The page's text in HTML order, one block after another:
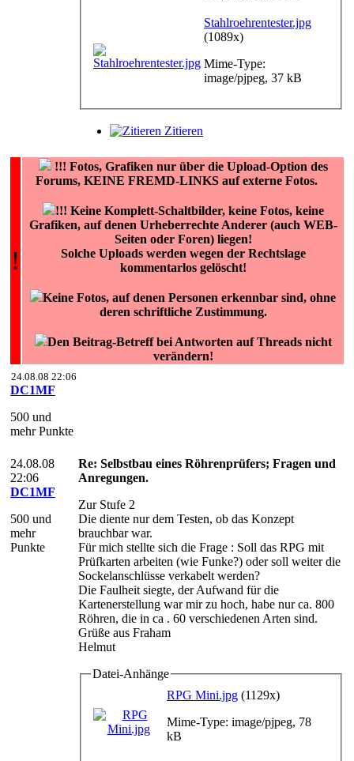
Stahlroehrentester.jpg
(1089x)
Mime-Type:
image/pjpeg, 37 kB
Zitieren
!
!!! Fotos, Grafiken nur über die Upload-Option des
Forums, KEINE FREMD-LINKS auf externe Fotos.
!!! Keine Komplett-Schaltbilder, keine Fotos, keine
Grafiken, auf denen Urheberrechte Anderer (auch WEB-
Seiten oder Foren) liegen!
Solche Uploads werden wegen der Rechtslage
kommentarlos gelöscht!
Keine Fotos, auf denen Personen erkennbar sind, ohne
deren schriftliche Zustimmung.
Den Beitrag-Betreff bei Antworten auf Threads nicht
verändern!
24.08.08 22:06
DC1MF
500 und
mehr Punkte
24.08.08
22:06
DC1MF
500 und
mehr
Punkte
Re: Selbstbau eines Röhrenprüfers; Fragen und
Anregungen.
Zur Stufe 2
Die diente nur dem Testen, ob das Konzept
brauchbar war.
Für mich stellte sich die Frage : Soll das RPG mit
Prüfkarten arbeiten (wie Funke?) oder soll weiter die
Sockelanschlüsse verkabelt werden?
Die Faulheit siegte, der Aufwand für die
Kartenerstellung war mir zu hoch, habe nur ca. 800
Röhren, die in ca . 60 verschiedenen Arten sind.
Grüße aus Fraham
Helmut
Datei-Anhänge
RPG Mini.jpg (1129x)
Mime-Type: image/pjpeg, 78
kB